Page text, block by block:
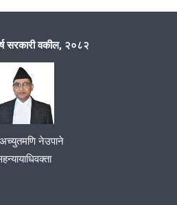
विषयमा परामर्श कार्यक्रम ।
शुभकामना आदान-प्रदान समारोह तथा कदर
सरकारी वकील, २०८२
नेउपाने